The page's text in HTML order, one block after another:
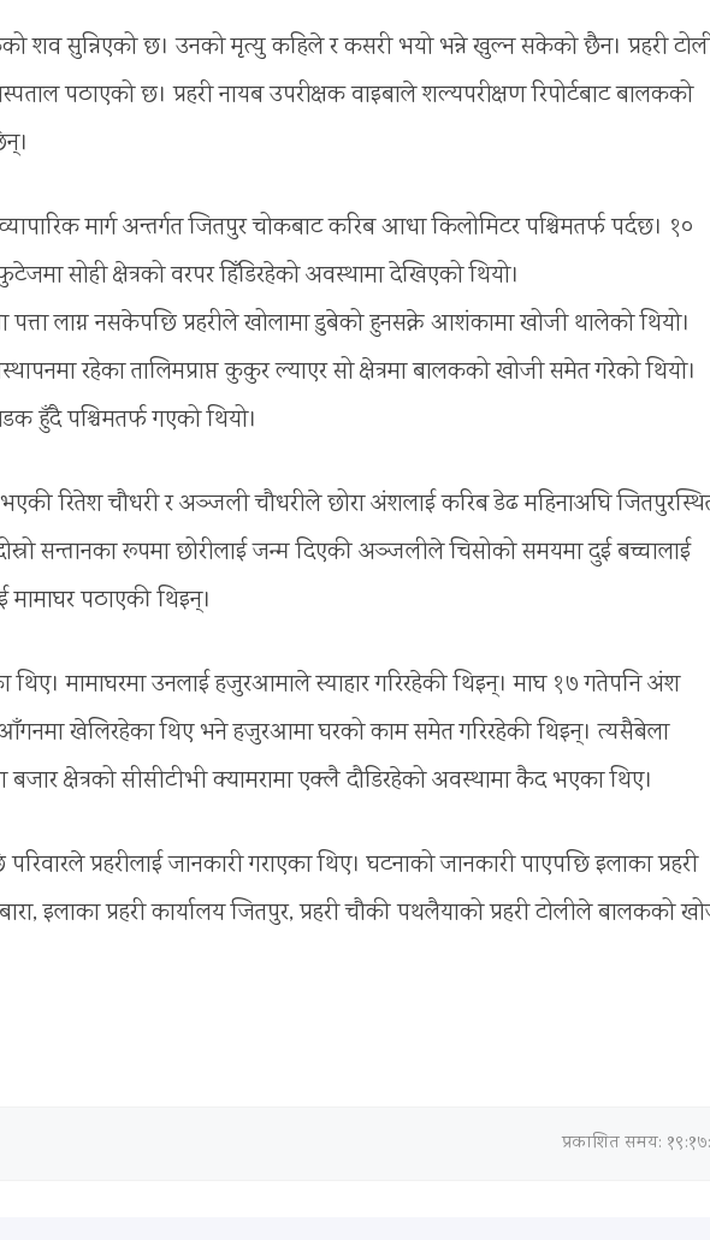
शव सुन्निएको छ। उनको मृत्यु कहिले र कसरी भयो भन्ने खुल्न सकेको छैन। प्रहरी
पठाएको छ। प्रहरी नायब उपरीक्षक वाइबाले शल्यपरीक्षण रिपोर्टबाट बालकको
मार्ग अन्तर्गत जितपुर चोकबाट करिब आधा किलोमिटर पश्चिमतर्फ पर्दछ। १०
सोही क्षेत्रको वरपर हिँडिरहेको अवस्थामा देखिएको थियो।
लाग्न नसकेपछि प्रहरीले खोलामा डुबेको हुनसक्ने आशंकामा खोजी थालेको थियो।
रहेका तालिमप्राप्त कुकुर ल्याएर सो क्षेत्रमा बालकको खोजी समेत गरेको थियो।
हुँदै पश्चिमतर्फ गएको थियो।
रितेश चौधरी र अञ्जली चौधरीले छोरा अंशलाई करिब डेढ महिनाअघि
सन्तानका रूपमा छोरीलाई जन्म दिएकी अञ्जलीले चिसोको समयमा दुई बच्चालाई
मामाघर पठाएकी थिइन्।
मामाघरमा उनलाई हजुरआमाले स्याहार गरिरहेकी थिइन्। माघ १७ गतेपनि अंश
खेलिरहेका थिए भने हजुरआमा घरको काम समेत गरिरहेकी थिइन्। त्यसैबेला
क्षेत्रको सीसीटीभी क्यामरामा एक्लै दौडिरहेको अवस्थामा कैद भएका थिए।
प्रहरीलाई जानकारी गराएका थिए। घटनाको जानकारी पाएपछि इलाका प्रहरी
इलाका प्रहरी कार्यालय जितपुर, प्रहरी चौकी पथलैयाको प्रहरी टोलीले बालकको
प्रकाशित समय: